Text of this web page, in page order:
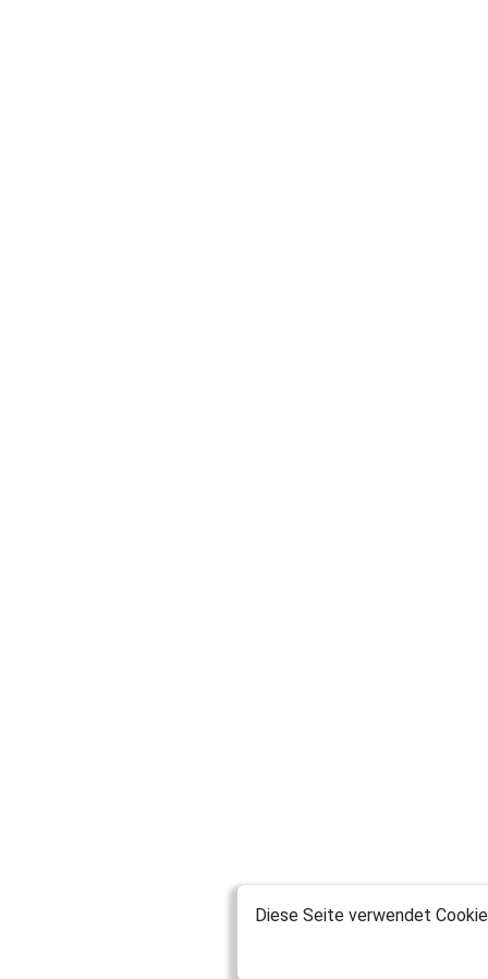
Diese Seite verwendet